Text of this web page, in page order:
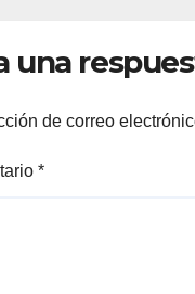
una
de correo
*